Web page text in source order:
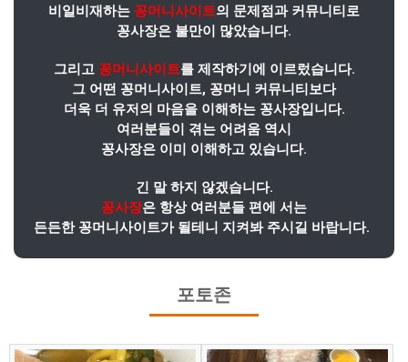
비일비재하는 꽁머니사이트의 문제점과 커뮤니티로
꽁사장은 불만이 많았습니다.
그리고 꽁머니사이트를 제작하기에 이르렀습니다.
그 어떤 꽁머니사이트, 꽁머니 커뮤니티보다
더욱 더 유저의 마음을 이해하는 꽁사장입니다.
여러분들이 겪는 어려움 역시
꽁사장은 이미 이해하고 있습니다.
긴 말 하지 않겠습니다.
꽁사장은 항상 여러분들 편에 서는
든든한 꽁머니사이트가 될테니 지켜봐 주시길 바랍니다.
포토존